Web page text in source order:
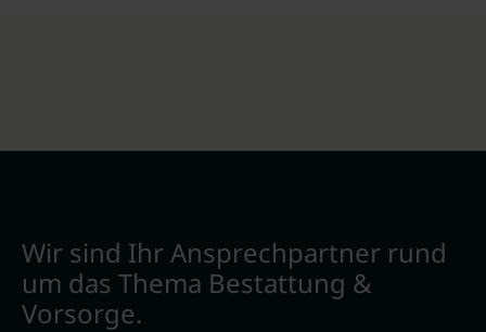
Wir sind Ihr Ansprechpartner rund
um das Thema Bestattung &
Vorsorge.